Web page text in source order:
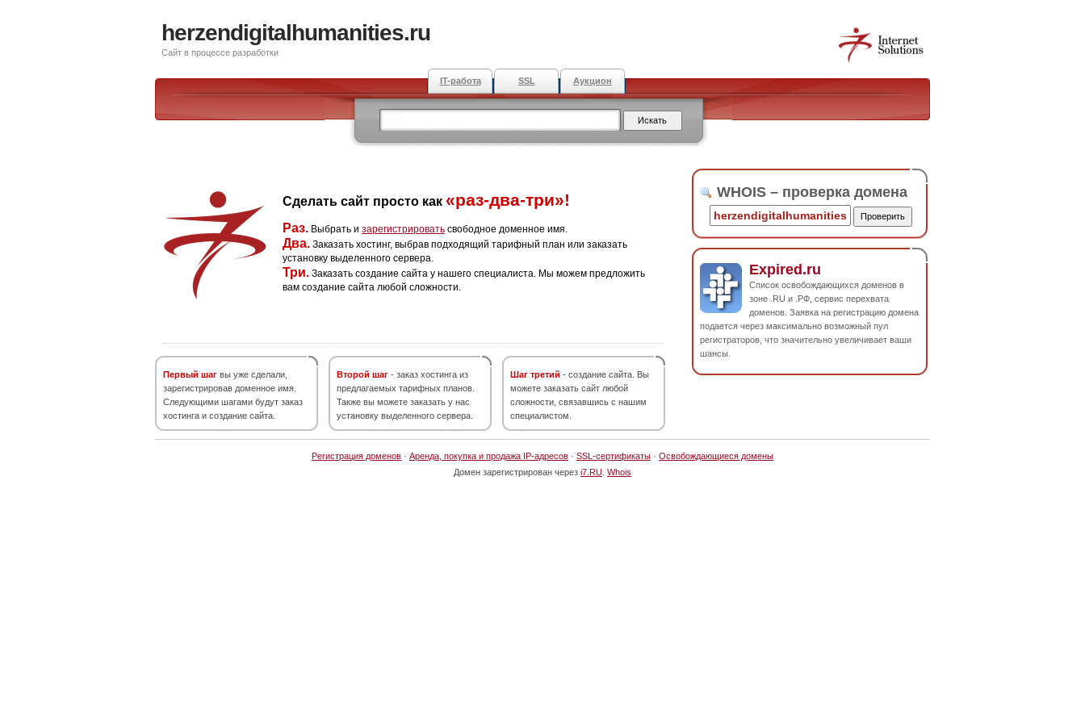
herzendigitalhumanities.ru
Сайт в процессе разработки
IT-работа SSL Аукцион
Сделать сайт просто как «раз-два-три»!
Раз. Выбрать и зарегистрировать свободное доменное имя.
Два. Заказать хостинг, выбрав подходящий тарифный план или заказать
установку выделенного сервера.
Три. Заказать создание сайта у нашего специалиста. Мы можем предложить
вам создание сайта любой сложности.
Первый шаг вы уже сделали,
зарегистрировав доменное имя.
Следующими шагами будут заказ
хостинга и создание сайта.
Второй шаг - заказ хостинга из
предлагаемых тарифных планов.
Также вы можете заказать у нас
установку выделенного сервера.
Шаг третий - создание сайта. Вы
можете заказать сайт любой
сложности, связавшись с нашим
специалистом.
WHOIS – проверка домена
Expired.ru
Список освобождающихся доменов в
зоне .RU и .РФ, сервис перехвата
доменов. Заявка на регистрацию домена
подается через максимально возможный пул
регистраторов, что значительно увеличивает ваши
шансы.
Регистрация доменов · Аренда, покупка и продажа IP-адресов · SSL-сертификаты · Освобождающиеся домены
Домен зарегистрирован через i7.RU Whois